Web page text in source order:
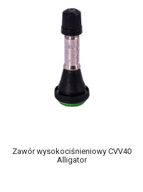
Zawór wysokociśnieniowy CVV40
Alligator